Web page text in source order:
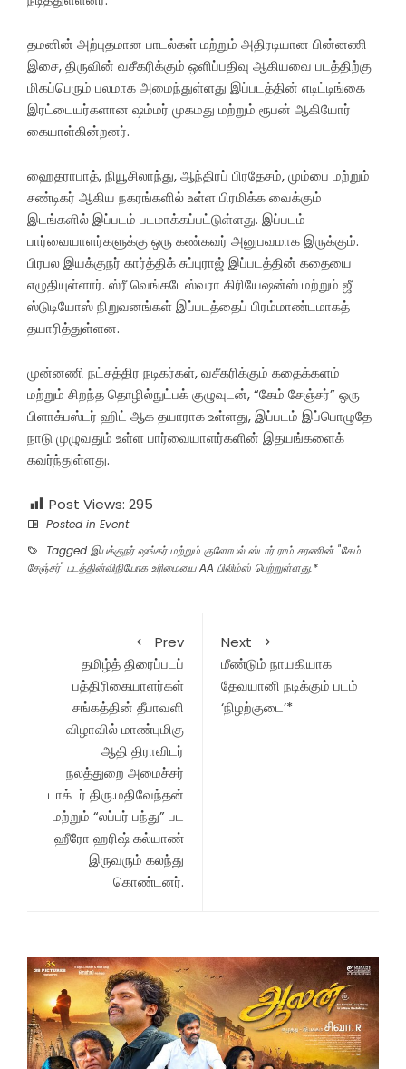
தமனின் அற்புதமான பாடல்கள் மற்றும் அதிரடியான பின்னணி
இசை, திருவின் வசீகரிக்கும் ஒளிப்பதிவு ஆகியவை படத்திற்கு
மிகப்பெரும் பலமாக அமைந்துள்ளது இப்படத்தின் எடிட்டிங்கை
இரட்டையர்களான ஷம்மர் முகமது மற்றும் ரூபன் ஆகியோர்
கையாள்கின்றனர்.
ஹைதராபாத், நியூசிலாந்து, ஆந்திரப் பிரதேசம், மும்பை மற்றும்
சண்டிகர் ஆகிய நகரங்களில் உள்ள பிரமிக்க வைக்கும்
இடங்களில் இப்படம் படமாக்கப்பட்டுள்ளது. இப்படம்
பார்வையாளர்களுக்கு ஒரு கண்கவர் அனுபவமாக இருக்கும்.
பிரபல இயக்குநர் கார்த்திக் சுப்புராஜ் இப்படத்தின் கதையை
எழுதியுள்ளார். ஸ்ரீ வெங்கடேஸ்வரா கிரியேஷன்ஸ் மற்றும் ஜீ
ஸ்டுடியோஸ் நிறுவனங்கள் இப்படத்தைப் பிரம்மாண்டமாகத்
தயாரித்துள்ளன.
முன்னணி நட்சத்திர நடிகர்கள், வசீகரிக்கும் கதைக்களம்
மற்றும் சிறந்த தொழில்நுட்பக் குழுவுடன், “கேம் சேஞ்சர்” ஒரு
பிளாக்பஸ்டர் ஹிட் ஆக தயாராக உள்ளது, இப்படம் இப்பொழுதே
நாடு முழுவதும் உள்ள பார்வையாளர்களின் இதயங்களைக்
கவர்ந்துள்ளது.
Post Views: 295
Posted in Event
Tagged இயக்குநர் ஷங்கர் மற்றும் குளோபல் ஸ்டார் ராம் சரணின் "கேம்
சேஞ்சர்" படத்தின்விநியோக உரிமையை AA பிலிம்ஸ் பெற்றுள்ளது.*
Prev
தமிழ்த் திரைப்படப்
பத்திரிகையாளர்கள்
சங்கத்தின் தீபாவளி
விழாவில் மாண்புமிகு
ஆதி திராவிடர்
நலத்துறை அமைச்சர்
டாக்டர் திரு.மதிவேந்தன்
மற்றும் “லப்பர் பந்து” பட
ஹீரோ ஹரிஷ் கல்யாண்
இருவரும் கலந்து
கொண்டனர்.
Next
மீண்டும் நாயகியாக
தேவயானி நடிக்கும் படம்
‘நிழற்குடை’*